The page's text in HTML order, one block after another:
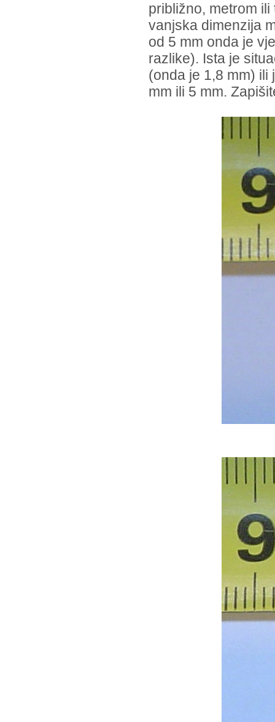
približno, metrom
vanjska dimenzija
od 5 mm onda je
razlike). Ista je
(onda je 1,8 mm) ili
mm ili 5 mm.